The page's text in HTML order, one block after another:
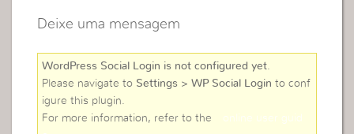
Deixe uma mensagem
WordPress Social Login is not configured yet
Please navigate to Settings > WP Social Login to conf
igure this plugin.
For more information, refer to the
online user guid